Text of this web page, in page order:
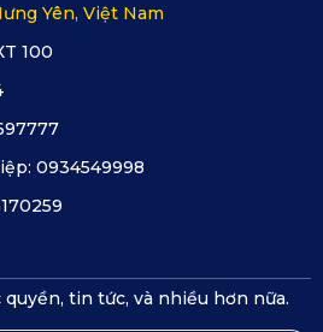
được sự chính xác tuyệt đối. Tạo
và đạt đến độ thẩm mỹ cao thì
trọng. Việc bo viền sẽ có 2 loại:
may bằng vải dù 140D cực kỳ
Yên, Việt Nam
100
0934549998
tin tức, và nhiều hơn nữa.